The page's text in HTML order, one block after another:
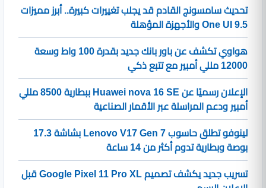
تحديث سامسونج القادم قد يجلب تغييرات كبيرة.. أبرز مميزات
One UI 9.5 والأجهزة المؤهلة
هواوي تكشف عن باور بانك جديد بقدرة 100 واط وسعة
12000 مللي أمبير مع تتبع ذكي
الإعلان رسميًا عن Huawei nova 16 SE ببطارية 8500 مللي
أمبير ودعم المراسلة عبر الأقمار الصناعية
لينوفو تطلق حاسوب Lenovo V17 Gen 7 بشاشة 17.3
بوصة وبطارية تدوم أكثر من 14 ساعة
تسريب جديد يكشف تصميم Google Pixel 11 Pro XL قبل